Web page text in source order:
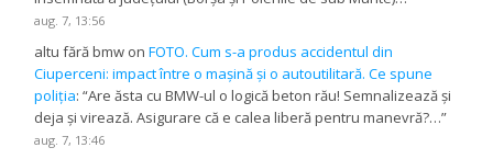
aug. 7, 13:56
altu fără bmw onFOTO. Cum s-a produs accidentul din
Ciuperceni: impact între o mașină și o autoutilitară. Ce spune
poliția: “Are ăsta cu BMW-ul o logică beton rău! Semnalizează și
deja și virează. Asigurare că e calea liberă pentru manevră?…”
aug. 7, 13:46